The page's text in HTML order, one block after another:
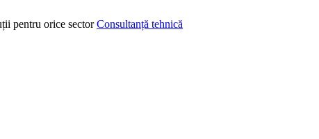
pentru orice sector Consultanță tehnică